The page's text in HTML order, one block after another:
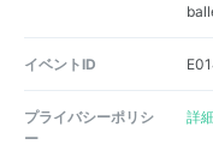
イベントID
プライバシーポリシ
ー
詳